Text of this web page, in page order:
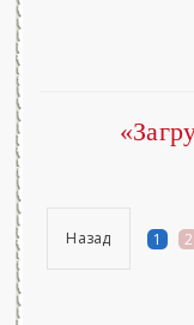
Назад 1 2